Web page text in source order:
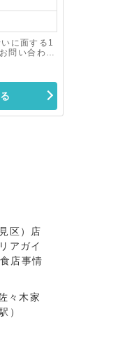
に面する1
問い合わせ
区）店
アガイ
店事情
々木家
）